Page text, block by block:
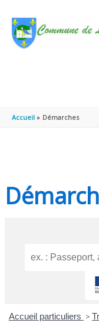
Accueil Démarches
Accueil particuliers >